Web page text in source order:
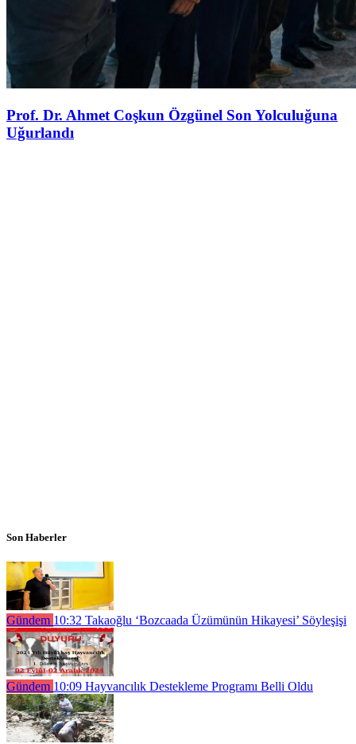
Prof. Dr. Ahmet Coşkun Özgünel Son Yolculuğuna
Uğurlandı
Son Haberler
Gündem 10:32 Takaoğlu ‘Bozcaada Üzümünün Hikayesi’ Söyleşişi
Gündem 10:09 Hayvancılık Destekleme Programı Belli Oldu